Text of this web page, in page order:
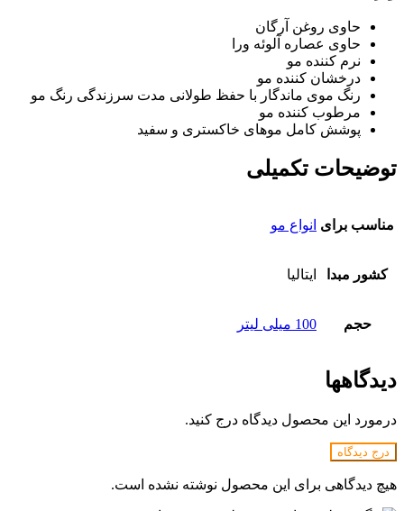
حاوی روغن آرگان
حاوی عصاره آلوئه ورا
نرم کننده مو
درخشان کننده مو
رنگ موی ماندگار با حفظ طولانی مدت سرزندگی رنگ مو
مرطوب کننده مو
پوشش کامل موهای خاکستری و سفید
توضیحات تکمیلی
مناسب برای انواع مو
کشور مبدا ایتالیا
حجم 100 میلی لیتر
دیدگاهها
درمورد این محصول دیدگاه درج کنید.
درج دیدگاه
هیچ دیدگاهی برای این محصول نوشته نشده است.